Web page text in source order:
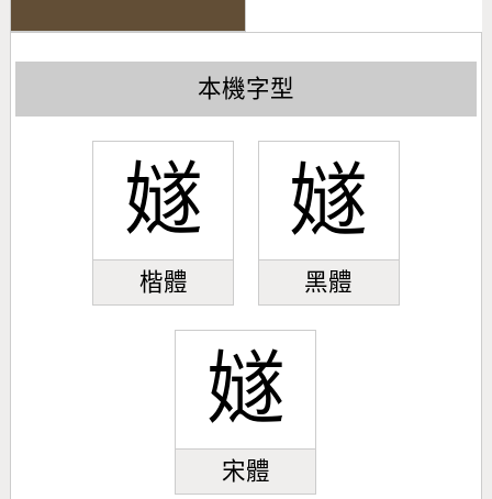
本機字型
嬘
楷體
嬘
黑體
嬘
宋體